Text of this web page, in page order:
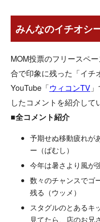
みんなのイチオシ
MOM投票のフリースペ
合で印象に残った「イチ
YouTube「ウィコンTV」
したコメントを紹介して
■全コメント紹介
予期せぬ移動疲れが
ー（ぱむし）
今年は暑さより風が
数々のチャンスでゴ
残る（ウッメ）
スタグルのとあるキ
見てたら、店のお兄